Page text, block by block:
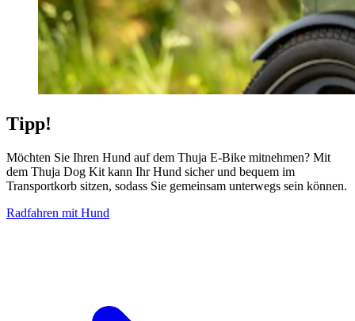
Tipp!
Möchten Sie Ihren Hund auf dem Thuja E-Bike mitnehmen? Mit
dem Thuja Dog Kit kann Ihr Hund sicher und bequem im
Transportkorb sitzen, sodass Sie gemeinsam unterwegs sein können.
Radfahren mit Hund